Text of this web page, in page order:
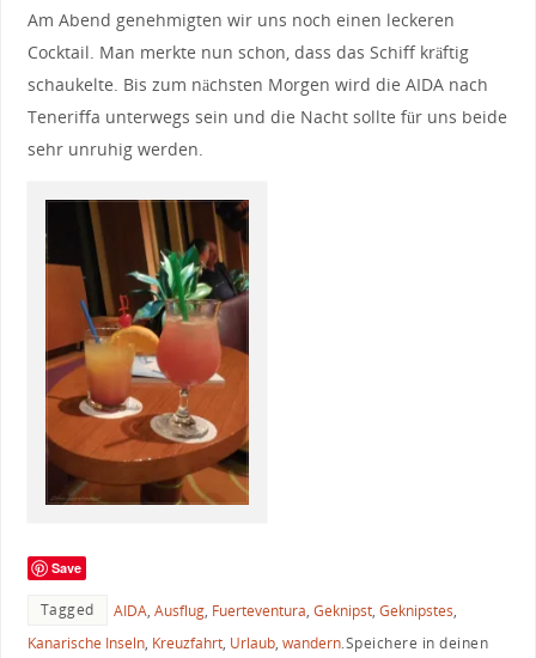
Am Abend genehmigten wir uns noch einen leckeren
Cocktail. Man merkte nun schon, dass das Schiff kräftig
schaukelte. Bis zum nächsten Morgen wird die AIDA nach
Teneriffa unterwegs sein und die Nacht sollte für uns beide
sehr unruhig werden.
Save
Tagged AIDA, Ausflug, Fuerteventura, Geknipst, Geknipstes,
Kanarische Inseln, Kreuzfahrt, Urlaub, wandern.Speichere in deinen